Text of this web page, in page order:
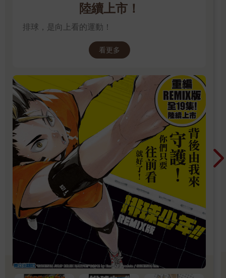
陸續上市！
排球，是向上看的運動！
看更多